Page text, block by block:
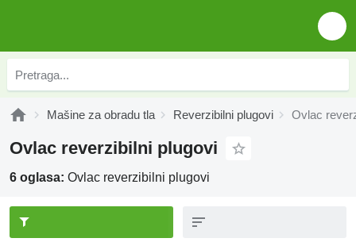
Mašine za obradu tla Reverzibilni plugovi Ovlac
Ovlac reverzibilni plugovi
6 oglasa: Ovlac reverzibilni plugovi